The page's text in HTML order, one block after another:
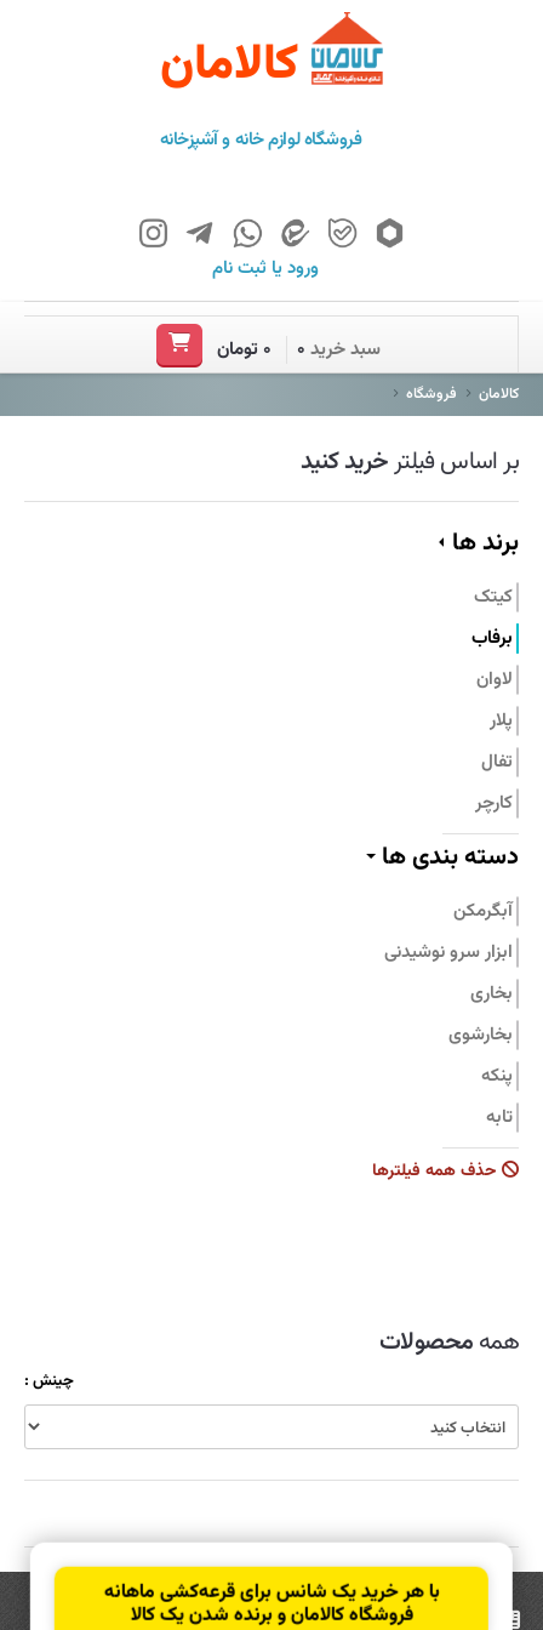
کالامان
فروشگاه لوازم خانه و آشپزخانه
ورودیا ثبت نام
فروشگاه
باشگاه مشتریان
درباره ما
سبد خرید ۰ ۰ تومان
کالامان فروشگاه
بر اساس فیلترخرید کنید
برند ها
کیتک
برفاب
لاوان
پلار
تفال
کارچر
پیلو
بامبوم
نیچی
پارس استیل
جنرال فیت
دسته بندی ها
آبگرمکن
ابزار سرو نوشیدنی
بخاری
بخارشوی
پنکه
تابه
جاروبرقی
ظروف نگهدارنده
قابلمه
قاشق و چنگال
کولر
کتری و قوری
کیک پز
حذف همه فیلترها
همهمحصولات
چینش :
عضویت در خبرنامه
با هر خرید یک شانس برای قرعه‌کشی ماهانه
فروشگاه کالامان و برنده شدن یک کالا